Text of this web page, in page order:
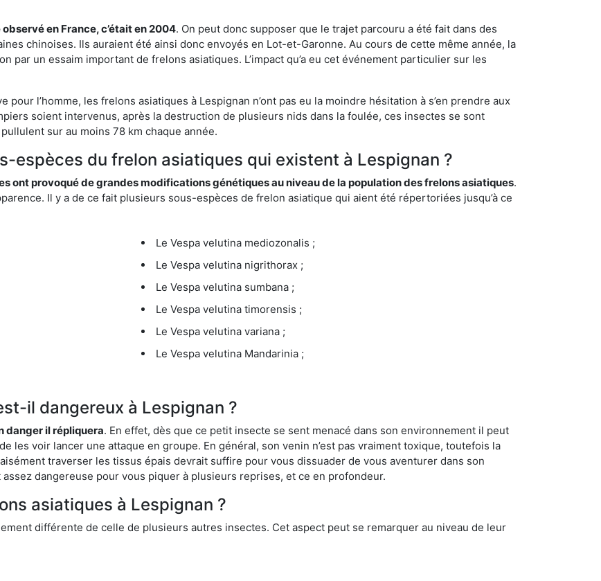
en France, c’était en 2004. On peut donc supposer que le trajet parcouru a été fait dans des
chinoises. Ils auraient été ainsi donc envoyés en Lot-et-Garonne. Au cours de cette même année, la
par un essaim important de frelons asiatiques. L’impact qu’a eu cet événement particulier sur les
l’homme, les frelons asiatiques à Lespignan n’ont pas eu la moindre hésitation à s’en prendre aux
soient intervenus, après la destruction de plusieurs nids dans la foulée, ces insectes se sont
sur au moins 78 km chaque année.
espèces du frelon asiatiques qui existent à Lespignan ?
ont provoqué de grandes modifications génétiques au niveau de la population des frelons asiatiques.
Il y a de ce fait plusieurs sous-espèces de frelon asiatique qui aient été répertoriées jusqu’à ce
Le Vespa velutina mediozonalis ;
Le Vespa velutina nigrithorax ;
Le Vespa velutina sumbana ;
Le Vespa velutina timorensis ;
Le Vespa velutina variana ;
Le Vespa velutina Mandarinia ;
il dangereux à Lespignan ?
danger il répliquera. En effet, dès que ce petit insecte se sent menacé dans son environnement il peut
les voir lancer une attaque en groupe. En général, son venin n’est pas vraiment toxique, toutefois la
traverser les tissus épais devrait suffire pour vous dissuader de vous aventurer dans son
dangereuse pour vous piquer à plusieurs reprises, et ce en profondeur.
asiatiques à Lespignan ?
différente de celle de plusieurs autres insectes. Cet aspect peut se remarquer au niveau de leur